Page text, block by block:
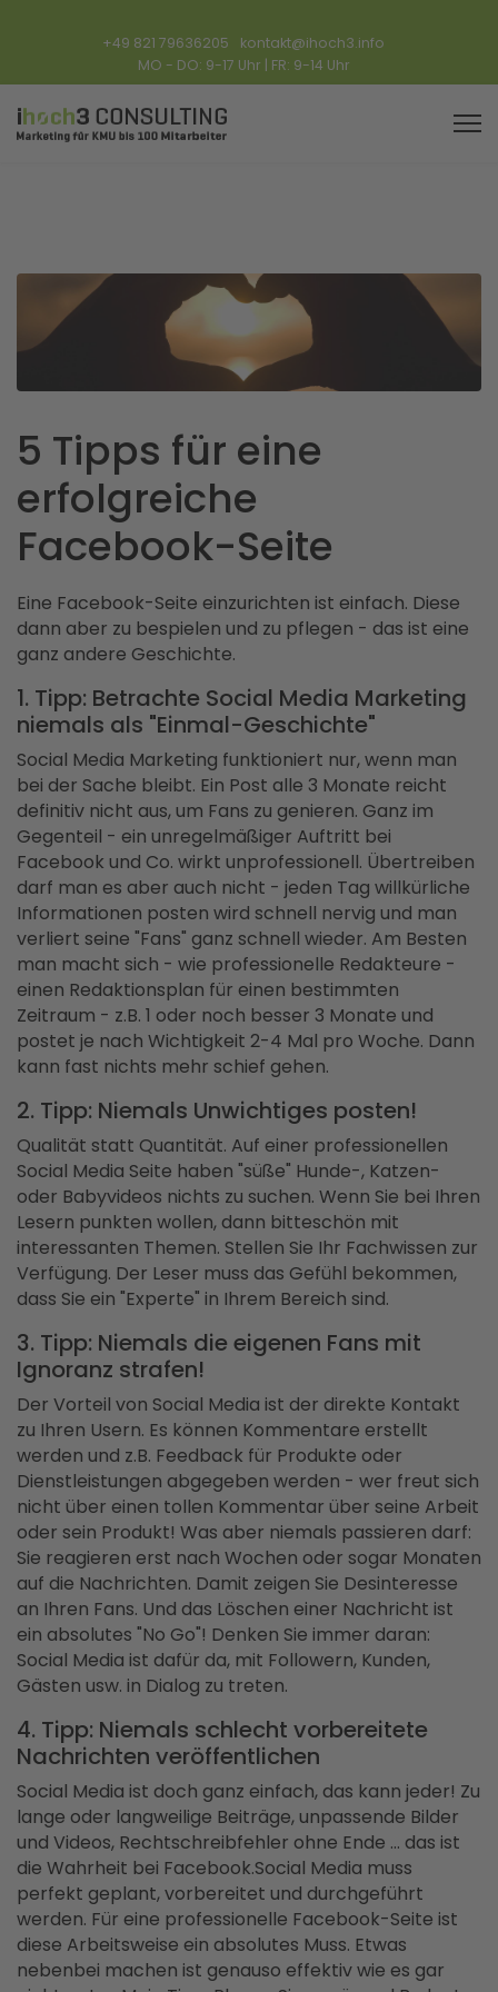
+49 821 79636205
kontakt@ihoch3.info
MO - DO: 9-17 Uhr | FR: 9-14 Uhr
5 Tipps für eine
erfolgreiche
Facebook-Seite
Eine Facebook-Seite einzurichten ist einfach. Diese
dann aber zu bespielen und zu pflegen - das ist eine
ganz andere Geschichte.
1. Tipp: Betrachte Social Media Marketing
niemals als "Einmal-Geschichte"
Social Media Marketing funktioniert nur, wenn man
bei der Sache bleibt. Ein Post alle 3 Monate reicht
definitiv nicht aus, um Fans zu genieren. Ganz im
Gegenteil - ein unregelmäßiger Auftritt bei
Facebook und Co. wirkt unprofessionell. Übertreiben
darf man es aber auch nicht - jeden Tag willkürliche
Informationen posten wird schnell nervig und man
verliert seine "Fans" ganz schnell wieder. Am Besten
man macht sich - wie professionelle Redakteure -
einen Redaktionsplan für einen bestimmten
Zeitraum - z.B. 1 oder noch besser 3 Monate und
postet je nach Wichtigkeit 2-4 Mal pro Woche. Dann
kann fast nichts mehr schief gehen.
2. Tipp: Niemals Unwichtiges posten!
Qualität statt Quantität. Auf einer professionellen
Social Media Seite haben "süße" Hunde-, Katzen-
oder Babyvideos nichts zu suchen. Wenn Sie bei Ihren
Lesern punkten wollen, dann bitteschön mit
interessanten Themen. Stellen Sie Ihr Fachwissen zur
Verfügung. Der Leser muss das Gefühl bekommen,
dass Sie ein "Experte" in Ihrem Bereich sind.
3. Tipp: Niemals die eigenen Fans mit
Ignoranz strafen!
Der Vorteil von Social Media ist der direkte Kontakt
zu Ihren Usern. Es können Kommentare erstellt
werden und z.B. Feedback für Produkte oder
Dienstleistungen abgegeben werden - wer freut sich
nicht über einen tollen Kommentar über seine Arbeit
oder sein Produkt! Was aber niemals passieren darf:
Sie reagieren erst nach Wochen oder sogar Monaten
auf die Nachrichten. Damit zeigen Sie Desinteresse
an Ihren Fans. Und das Löschen einer Nachricht ist
ein absolutes "No Go"! Denken Sie immer daran:
Social Media ist dafür da, mit Followern, Kunden,
Gästen usw. in Dialog zu treten.
4. Tipp: Niemals schlecht vorbereitete
Nachrichten veröffentlichen
Social Media ist doch ganz einfach, das kann jeder! Zu
lange oder langweilige Beiträge, unpassende Bilder
und Videos, Rechtschreibfehler ohne Ende ... das ist
die Wahrheit bei Facebook.Social Media muss
perfekt geplant, vorbereitet und durchgeführt
werden. Für eine professionelle Facebook-Seite ist
diese Arbeitsweise ein absolutes Muss. Etwas
nebenbei machen ist genauso effektiv wie es gar